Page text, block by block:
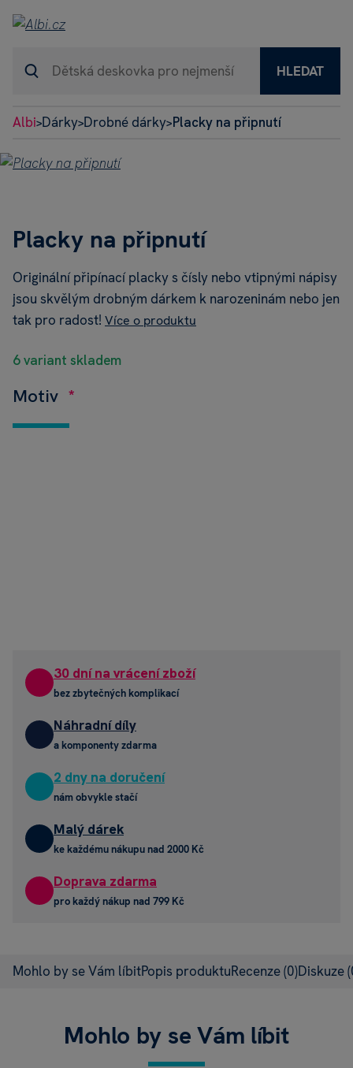
HLEDAT
Albi>Dárky>Drobné dárky>Placky na připnutí
Placky na připnutí
Originální připínací placky s čísly nebo vtipnými nápisy
jsou skvělým drobným dárkem k narozeninám nebo jen
tak pro radost! Více o produktu
6 variant skladem
Motiv
30 dní na vrácení zboží
bez zbytečných komplikací
Náhradní díly
a komponenty zdarma
2 dny na doručení
nám obvykle stačí
Malý dárek
ke každému nákupu nad 2000 Kč
Doprava zdarma
pro každý nákup nad 799 Kč
Mohlo by se Vám líbitPopis produktuRecenze(0)Diskuze
Mohlo by se Vám líbit